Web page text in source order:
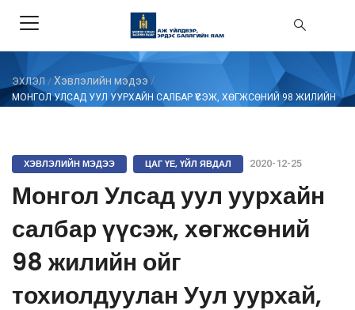
ЭХЛЭЛ / Хэвлэлийн мэдээ /
МОНГОЛ УЛСАД УУЛ УУРХАЙН САЛБАР ҮҮСЭЖ, ХӨГЖСӨНИЙ 98 ЖИЛИЙН
ХЭВЛЭЛИЙН МЭДЭЭ ЦАГ ҮЕ, ҮЙЛ ЯВДАЛ 2020-12-25
Монгол Улсад уул уурхайн
салбар үүсэж, хөгжсөний
98 жилийн ойг
тохиолдуулан Уул уурхай,